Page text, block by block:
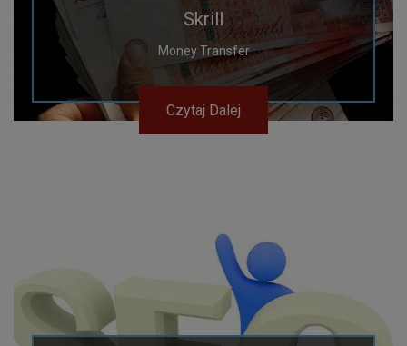
Skrill
Money Transfer
Czytaj Dalej